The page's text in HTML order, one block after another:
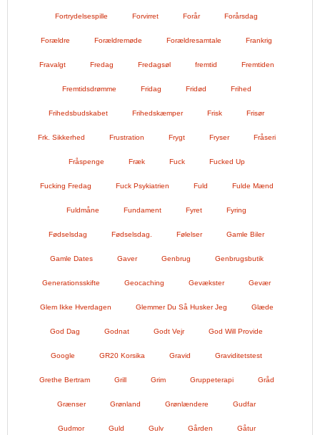
Fortrydelsespille Forvirret Forår Forårsdag
Forældre Forældremøde Forældresamtale Frankrig
Fravalgt Fredag Fredagsøl fremtid Fremtiden
Fremtidsdrømme Fridag Fridød Frihed
Frihedsbudskabet Frihedskæmper Frisk Frisør
Frk. Sikkerhed Frustration Frygt Fryser Fråseri
Fråspenge Fræk Fuck Fucked Up
Fucking Fredag Fuck Psykiatrien Fuld Fulde Mænd
Fuldmåne Fundament Fyret Fyring
Fødselsdag Fødselsdag. Følelser Gamle Biler
Gamle Dates Gaver Genbrug Genbrugsbutik
Generationsskifte Geocaching Gevækster Gevær
Glem Ikke Hverdagen Glemmer Du Så Husker Jeg Glæde
God Dag Godnat Godt Vejr God Will Provide
Google GR20 Korsika Gravid Graviditetstest
Grethe Bertram Grill Grim Gruppeterapi Gråd
Grænser Grønland Grønlændere Gudfar
Gudmor Guld Gulv Gården Gåtur